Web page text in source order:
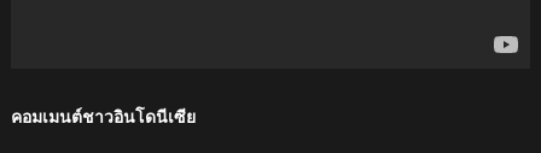
คอมเมนต์ชาวอินโดนีเซีย